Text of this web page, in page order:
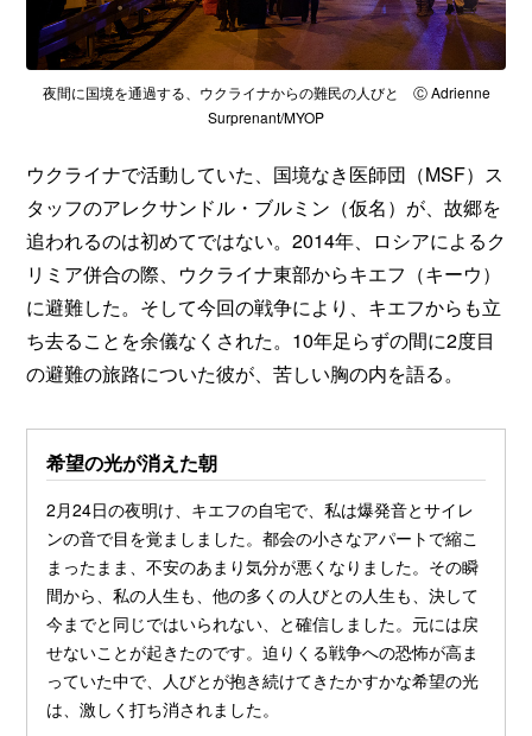
夜間に国境を通過する、ウクライナからの難民の人びと Ⓒ Adrienne
Surprenant/MYOP
ウクライナで活動していた、国境なき医師団（MSF）ス
タッフのアレクサンドル・ブルミン（仮名）が、故郷を
追われるのは初めてではない。2014年、ロシアによるク
リミア併合の際、ウクライナ東部からキエフ（キーウ）
に避難した。そして今回の戦争により、キエフからも立
ち去ることを余儀なくされた。10年足らずの間に2度目
の避難の旅路についた彼が、苦しい胸の内を語る。
希望の光が消えた朝
2月24日の夜明け、キエフの自宅で、私は爆発音とサイレ
ンの音で目を覚ましました。都会の小さなアパートで縮こ
まったまま、不安のあまり気分が悪くなりました。その瞬
間から、私の人生も、他の多くの人びとの人生も、決して
今までと同じではいられない、と確信しました。元には戻
せないことが起きたのです。迫りくる戦争への恐怖が高ま
っていた中で、人びとが抱き続けてきたかすかな希望の光
は、激しく打ち消されました。